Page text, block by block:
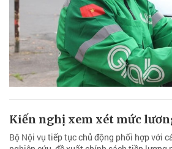
Kiến nghị xem xét mức
Bộ Nội vụ tiếp tục chủ động phối hợp với